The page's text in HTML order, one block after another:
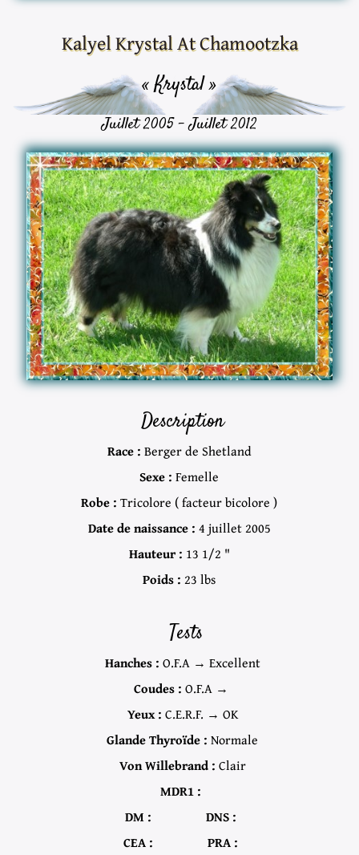
Kalyel Krystal At Chamootzka
« Krystal »
Juillet 2005 - Juillet 2012
Description
Race : Berger de Shetland
Sexe : Femelle
Robe : Tricolore ( facteur bicolore )
Date de naissance : 4 juillet 2005
Hauteur : 13 1/2 "
Poids : 23 lbs
Tests
Hanches : O.F.A → Excellent
Coudes : O.F.A →
Yeux : C.E.R.F. → OK
Glande Thyroïde : Normale
Von Willebrand : Clair
MDR1 :
DM :
DNS :
CEA :
PRA :